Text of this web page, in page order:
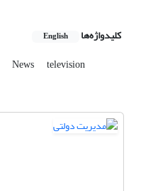
کلیدواژه‌ها English
News television